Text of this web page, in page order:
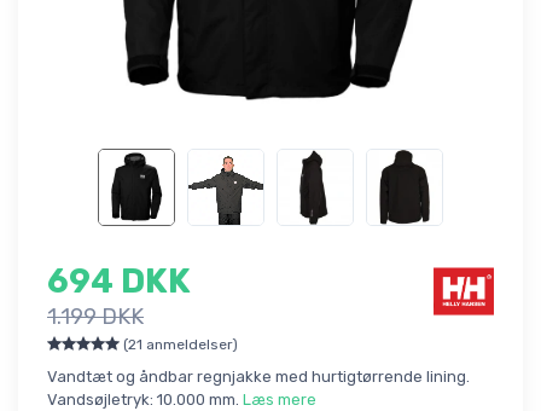
694 DKK
1.199 DKK
(21 anmeldelser)
Vandtæt og åndbar regnjakke med hurtigtørrende lining.
Vandsøjletryk: 10.000 mm. Læs mere